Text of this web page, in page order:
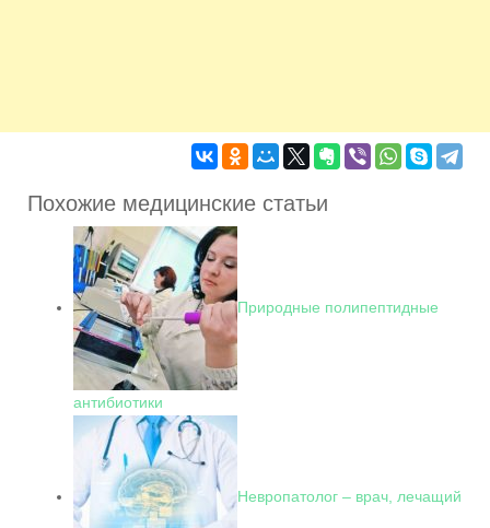
Похожие медицинские статьи
Природные полипептидные
антибиотики
Невропатолог – врач, лечащий